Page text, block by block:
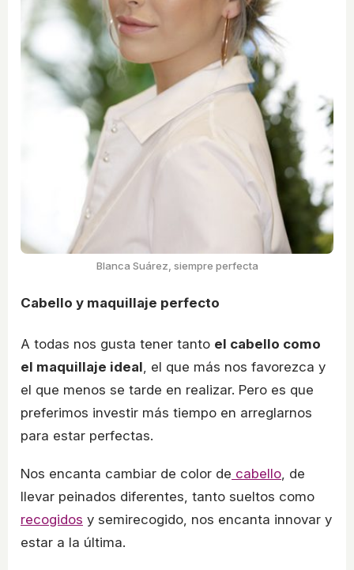
Blanca Suárez, siempre perfecta
Cabello y maquillaje perfecto
A todas nos gusta tener tanto el cabello como
el maquillaje ideal , el que más nos favorezca y
el que menos se tarde en realizar. Pero es que
preferimos investir más tiempo en arreglarnos
para estar perfectas.
Nos encanta cambiar de color de cabello , de
llevar peinados diferentes, tanto sueltos como
recogidos y semirecogido, nos encanta innovar y
estar a la última.